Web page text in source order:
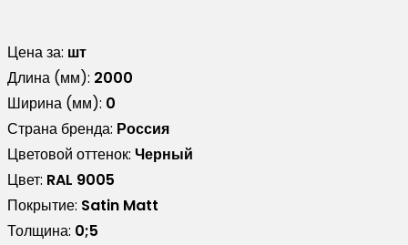
Цена за: шт
Длина (мм): 2000
Ширина (мм): 0
Страна бренда: Россия
Цветовой оттенок: Черный
Цвет: RAL 9005
Покрытие: Satin Matt
Толщина: 0;5